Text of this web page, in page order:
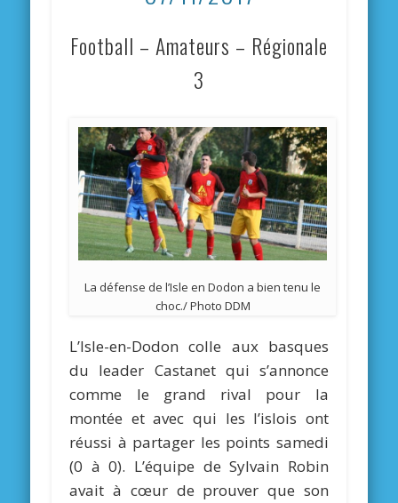
Football – Amateurs – Régionale
3
La défense de l’Isle en Dodon a bien tenu le
choc./ Photo DDM
L’Isle-en-Dodon colle aux basques
du leader Castanet qui s’annonce
comme le grand rival pour la
montée et avec qui les l’islois ont
réussi à partager les points samedi
(0 à 0). L’équipe de Sylvain Robin
avait à cœur de prouver que son